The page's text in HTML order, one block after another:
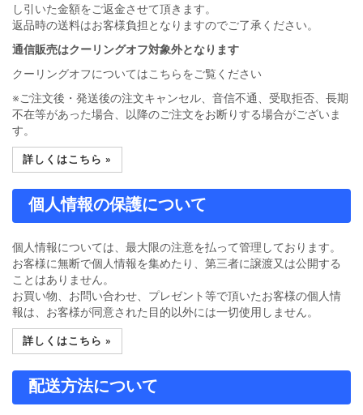
し引いた金額をご返金させて頂きます。
返品時の送料はお客様負担となりますのでご了承ください。
通信販売はクーリングオフ対象外となります
クーリングオフについてはこちらをご覧ください
※ご注文後・発送後の注文キャンセル、音信不通、受取拒否、長期
不在等があった場合、以降のご注文をお断りする場合がございま
す。
詳しくはこちら »
個人情報の保護について
個人情報については、最大限の注意を払って管理しております。
お客様に無断で個人情報を集めたり、第三者に譲渡又は公開する
ことはありません。
お買い物、お問い合わせ、プレゼント等で頂いたお客様の個人情
報は、お客様が同意された目的以外には一切使用しません。
詳しくはこちら »
配送方法について